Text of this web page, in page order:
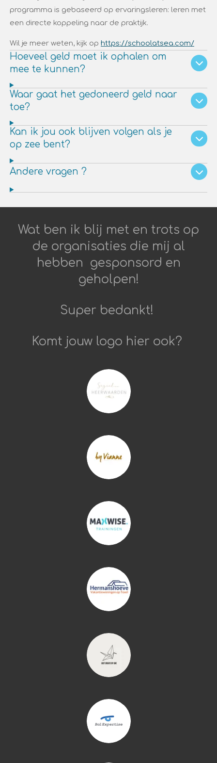
programma is gebaseerd op ervaringsleren: leren met
een directe koppeling naar de praktijk.
Wil je meer weten, kijk op https://schoolatsea.com/
Hoeveel geld moet ik ophalen om
mee te kunnen?
Waar gaat het gedoneerd geld naar
toe?
Kan ik jou ook blijven volgen als je
op zee bent?
Andere vragen ?
Wat ben ik blij met en trots op
de organisaties die mij al
hebben gesponsord en
geholpen!
Super bedankt!
Komt jouw logo hier ook?